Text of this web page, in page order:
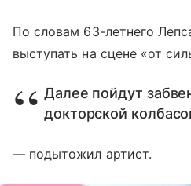
По словам 63-летнего
выступать на сцене «от
Далее пойдут
докторской
— подытожил артист.